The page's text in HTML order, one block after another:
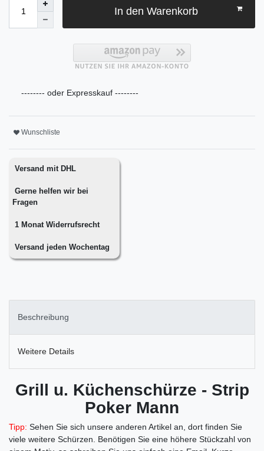
In den Warenkorb
-------- oder Expresskauf --------
Wunschliste
Versand mit DHL
Gerne helfen wir bei
Fragen
1 Monat Widerrufsrecht
Versand jeden Wochentag
Beschreibung
Weitere Details
Grill u. Küchenschürze - Strip
Poker Mann
Tipp: Sehen Sie sich unsere anderen Artikel an, dort finden Sie
viele weitere Schürzen. Benötigen Sie eine höhere Stückzahl von